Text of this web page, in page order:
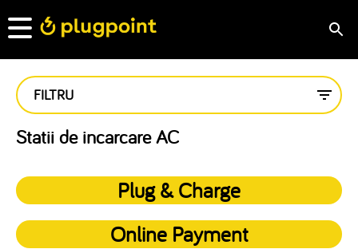
FILTRU
Statii de incarcare AC
Plug & Charge
Online Payment